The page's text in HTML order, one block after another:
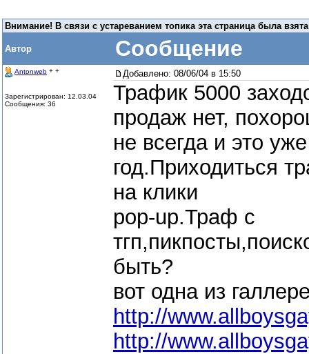
Внимание! В связи с устареванием топика эта страница была
Автор Сообщение
Antonweb + +
Зарегистрирован: 12.03.04
Сообщения: 36
Добавлено: 08/06/04 в 15:50
Трафик 5000
продаж нет,
не всегда и это
год.Приходиться
на клики
pop-up.Траф с
быть?
вот одна из
http://
http://